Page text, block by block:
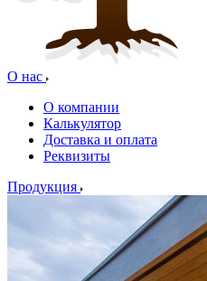
О нас
О компании
Калькулятор
Доставка и оплата
Реквизиты
Продукция